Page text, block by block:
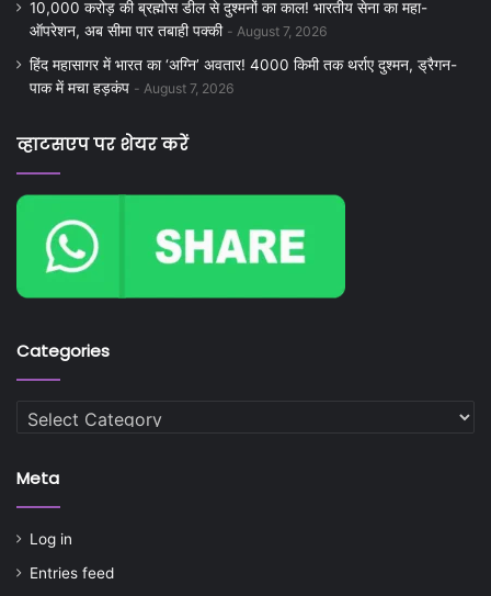
10,000 करोड़ की ब्रह्मोस डील से दुश्मनों का काल! भारतीय सेना का महा-
ऑपरेशन, अब सीमा पार तबाही पक्की
August 7, 2026
हिंद महासागर में भारत का ‘अग्नि’ अवतार! 4000 किमी तक थर्राए दुश्मन, ड्रैगन-
पाक में मचा हड़कंप
August 7, 2026
व्हाटसएप पर शेयर करें
Categories
Categories
Meta
Log in
Entries feed